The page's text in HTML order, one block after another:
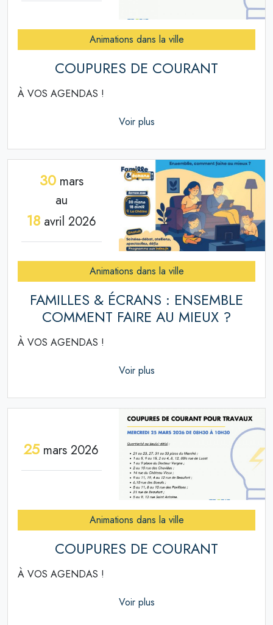
Animations dans la ville
COUPURES DE COURANT
À VOS AGENDAS !
Voir plus
30mars
au
18avril 2026
Animations dans la ville
FAMILLES & ÉCRANS : ENSEMBLE
COMMENT FAIRE AU MIEUX ?
À VOS AGENDAS !
Voir plus
25 mars 2026
Animations dans la ville
COUPURES DE COURANT
À VOS AGENDAS !
Voir plus